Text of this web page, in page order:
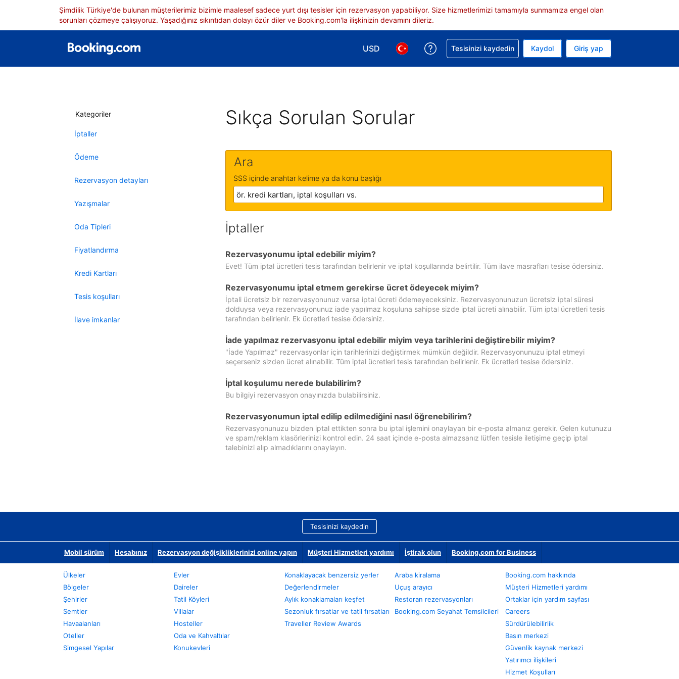
Şimdilik Türkiye'de bulunan müşterilerimiz bizimle maalesef sadece yurt dışı tesisler için rezervasyon yapabiliyor. Size hizmetlerimizi tamamıyla sunmamıza engel olan
sorunları çözmeye çalışıyoruz. Yaşadığınız sıkıntıdan dolayı özür diler ve Booking.com'la ilişkinizin devamını dileriz.
USD
Para birimi seçimi yap. Mevcut para biriminiz ABD doları
Dil seçimi yap. Mevcut diliniz Türkçe
Rezervasyonunuzla ilgili yardım alın
Tesisinizi kaydedin Kaydol Giriş yap
Kategoriler
İptaller
Ödeme
Rezervasyon detayları
Yazışmalar
Oda Tipleri
Fiyatlandırma
Kredi Kartları
Tesis koşulları
İlave imkanlar
Sıkça Sorulan Sorular
Ara
SSS içinde anahtar kelime ya da konu başlığı
İptaller
Rezervasyonumu iptal edebilir miyim?
Evet! Tüm iptal ücretleri tesis tarafından belirlenir ve iptal koşullarında belirtilir. Tüm ilave masrafları tesise ödersiniz.
Rezervasyonumu iptal etmem gerekirse ücret ödeyecek miyim?
İptali ücretsiz bir rezervasyonunuz varsa iptal ücreti ödemeyeceksiniz. Rezervasyonunuzun ücretsiz iptal süresi
dolduysa veya rezervasyonunuz iade yapılmaz koşuluna sahipse sizde iptal ücreti alınabilir. Tüm iptal ücretleri tesis
tarafından belirlenir. Ek ücretleri tesise ödersiniz.
İade yapılmaz rezervasyonu iptal edebilir miyim veya tarihlerini değiştirebilir miyim?
"İade Yapılmaz" rezervasyonlar için tarihlerinizi değiştirmek mümkün değildir. Rezervasyonunuzu iptal etmeyi
seçerseniz sizden ücret alınabilir. Tüm iptal ücretleri tesis tarafından belirlenir. Ek ücretleri tesise ödersiniz.
İptal koşulumu nerede bulabilirim?
Bu bilgiyi rezervasyon onayınızda bulabilirsiniz.
Rezervasyonumun iptal edilip edilmediğini nasıl öğrenebilirim?
Rezervasyonunuzu bizden iptal ettikten sonra bu iptal işlemini onaylayan bir e-posta almanız gerekir. Gelen kutunuzu
ve spam/reklam klasörlerinizi kontrol edin. 24 saat içinde e-posta almazsanız lütfen tesisle iletişime geçip iptal
talebinizi alıp almadıklarını onaylayın.
Tesisinizi kaydedin
Mobil sürüm Hesabınız Rezervasyon değişikliklerinizi online yapın Müşteri Hizmetleri yardımı İştirak olun Booking.com for Business
Ülkeler
Bölgeler
Şehirler
Semtler
Havaalanları
Oteller
Simgesel Yapılar
Evler
Daireler
Tatil Köyleri
Villalar
Hosteller
Oda ve Kahvaltılar
Konukevleri
Konaklayacak benzersiz yerler
Değerlendirmeler
Aylık konaklamaları keşfet
Sezonluk fırsatlar ve tatil fırsatları
Traveller Review Awards
Araba kiralama
Uçuş arayıcı
Restoran rezervasyonları
Booking.com Seyahat Temsilcileri
Booking.com hakkında
Müşteri Hizmetleri yardımı
Ortaklar için yardım sayfası
Careers
Sürdürülebilirlik
Basın merkezi
Güvenlik kaynak merkezi
Yatırımcı ilişkileri
Hizmet Koşulları